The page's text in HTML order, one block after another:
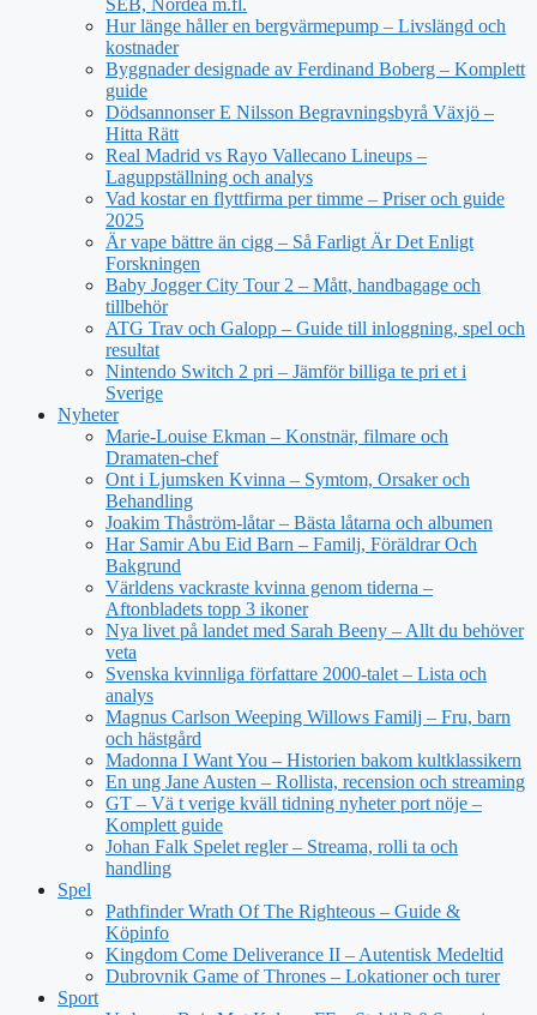
SEB, Nordea m.fl.
Hur länge håller en bergvärmepump – Livslängd och
kostnader
Byggnader designade av Ferdinand Boberg – Komplett
guide
Dödsannonser E Nilsson Begravningsbyrå Växjö –
Hitta Rätt
Real Madrid vs Rayo Vallecano Lineups –
Laguppställning och analys
Vad kostar en flyttfirma per timme – Priser och guide
2025
Är vape bättre än cigg – Så Farligt Är Det Enligt
Forskningen
Baby Jogger City Tour 2 – Mått, handbagage och
tillbehör
ATG Trav och Galopp – Guide till inloggning, spel och
resultat
Nintendo Switch 2 pri – Jämför billiga te pri et i
Sverige
Nyheter
Marie-Louise Ekman – Konstnär, filmare och
Dramaten-chef
Ont i Ljumsken Kvinna – Symtom, Orsaker och
Behandling
Joakim Thåström-låtar – Bästa låtarna och albumen
Har Samir Abu Eid Barn – Familj, Föräldrar Och
Bakgrund
Världens vackraste kvinna genom tiderna –
Aftonbladets topp 3 ikoner
Nya livet på landet med Sarah Beeny – Allt du behöver
veta
Svenska kvinnliga författare 2000-talet – Lista och
analys
Magnus Carlson Weeping Willows Familj – Fru, barn
och hästgård
Madonna I Want You – Historien bakom kultklassikern
En ung Jane Austen – Rollista, recension och streaming
GT – Vä t verige kväll tidning nyheter port nöje –
Komplett guide
Johan Falk Spelet regler – Streama, rolli ta och
handling
Spel
Pathfinder Wrath Of The Righteous – Guide &
Köpinfo
Kingdom Come Deliverance II – Autentisk Medeltid
Dubrovnik Game of Thrones – Lokationer och turer
Sport